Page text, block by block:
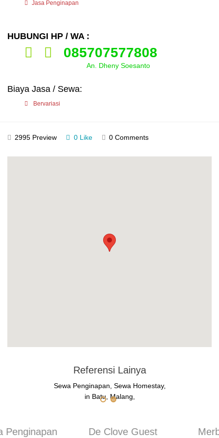
Jasa Penginapan
HUBUNGI HP / WA :
085707577808
An. Dheny Soesanto
Biaya Jasa / Sewa:
Bervariasi
2995 Preview 0 Like 0 Comments
Referensi Lainya
Sewa Penginapan, Sewa Homestay,
in Batu, Malang,
Merbabu Guest
UB Guest House